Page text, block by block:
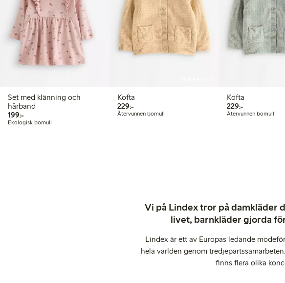
Set med klänning och
hårband
199:-199,00 kr
Ekologisk bomull
Kofta
229:-229,00 kr
Återvunnen bomull
Kofta
229:-229,00 kr
Återvunnen bomull
Vi på Lindex tror på damkläder
livet, barnkläder gjorda
Lindex är ett av Europas ledande
hela världen genom
finns flera olika